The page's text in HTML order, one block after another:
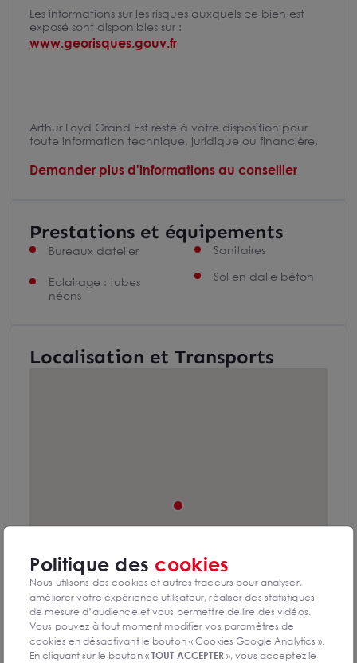
Les informations sur les risques auxquels ce bien est
exposé sont disponibles sur :
www.georisques.gouv.fr
Arthur Loyd Grand Est reste à votre disposition pour
toute information technique, juridique ou financière.
Demander plus d'informations au conseiller
Prestations et équipements
Bureaux datelier
Eclairage : tubes
néons
Sanitaires
Sol en dalle béton
Localisation et Transports
Politique des cookies
Nous utilisons des cookies et autres traceurs pour analyser,
améliorer votre expérience utilisateur, réaliser des statistiques
de mesure d’audience et vous permettre de lire des vidéos.
Vous pouvez à tout moment modifier vos paramètres de
cookies en désactivant le bouton « Cookies Google Analytics ».
En cliquant sur le bouton «TOUT ACCEPTER», vous acceptez le